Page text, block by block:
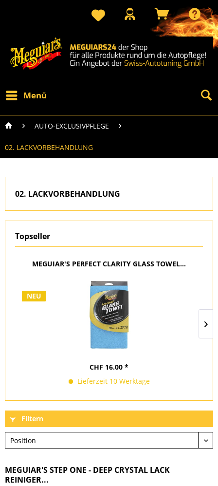
Menü
AUTO-EXCLUSIVPFLEGE
02. LACKVORBEHANDLUNG
02. LACKVORBEHANDLUNG
Topseller
MEGUIAR'S PERFECT CLARITY GLASS TOWEL...
NEU
CHF 16.00 *
Lieferzeit 10 Werktage
Filtern
MEGUIAR'S STEP ONE - DEEP CRYSTAL LACK
REINIGER...